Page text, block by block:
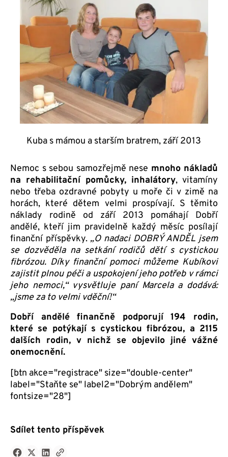
Kuba s mámou a starším bratrem, září 2013
Nemoc s sebou samozřejmě nese mnoho nákladů
na rehabilitační pomůcky, inhalátory, vitamíny
nebo třeba ozdravné pobyty u moře či v zimě na
horách, které dětem velmi prospívají. S těmito
náklady rodině od září 2013 pomáhají Dobří
andělé, kteří jim pravidelně každý měsíc posílají
finanční příspěvky. „O nadaci DOBRÝ ANDĚL jsem
se dozvěděla na setkání rodičů dětí s cystickou
fibrózou. Díky finanční pomoci můžeme Kubíkovi
zajistit plnou péči a uspokojení jeho potřeb v rámci
jeho nemoci,“ vysvětluje paní Marcela a dodává:
„jsme za to velmi vděční!“
Dobří andělé finančně podporují 194 rodin,
které se potýkají s cystickou fibrózou, a 2115
dalších rodin, v nichž se objevilo jiné vážné
onemocnění.
[btn akce="registrace" size="double-center"
label="Staňte se" label2="Dobrým andělem"
fontsize="28"]
Sdílet tento příspěvek